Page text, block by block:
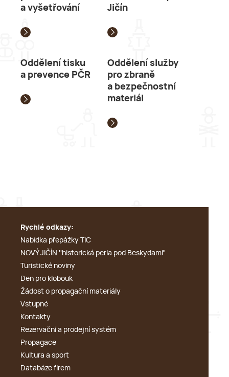
a vyšetřování
Jičín
Oddělení tisku
a prevence PČR
Oddělení služby
pro zbraně
a bezpečnostní
materiál
Rychlé odkazy:
Nabídka přepážky TIC
NOVÝ JIČÍN ''historická perla pod Beskydami''
Turistické noviny
Den pro klobouk
Žádost o propagační materiály
Vstupné
Kontakty
Rezervační a prodejní systém
Propagace
Kultura a sport
Databáze firem